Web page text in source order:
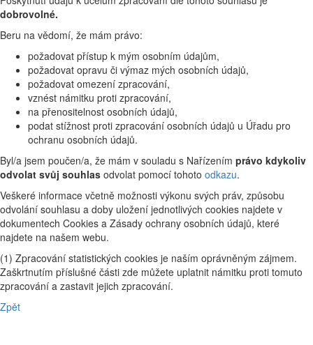
dobrovolné.
Beru na vědomí, že mám právo:
požadovat přístup k mým osobním údajům,
požadovat opravu či výmaz mých osobních údajů,
požadovat omezení zpracování,
vznést námitku proti zpracování,
na přenositelnost osobních údajů,
podat stížnost proti zpracování osobních údajů u Úřadu pro
ochranu osobních údajů.
Byl/a jsem poučen/a, že mám v souladu s Nařízením právo kdykoliv
odvolat svůj souhlas odvolat pomocí tohoto odkazu.
Veškeré informace včetně možnosti výkonu svých práv, způsobu
odvolání souhlasu a doby uložení jednotlivých cookies najdete v
dokumentech Cookies a Zásady ochrany osobních údajů, které
najdete na našem webu.
(1) Zpracování statistických cookies je naším oprávněným zájmem.
Zaškrtnutím příslušné části zde můžete uplatnit námitku proti tomuto
zpracování a zastavit jejich zpracování.
Zpět